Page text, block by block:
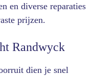
en diverse reparaties
prijzen.
Randwyck
dien je snel